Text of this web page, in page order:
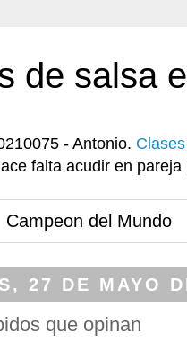
de salsa
- Antonio.
falta acudir en
Campeon del Mundo
27 DE MAYO
que opinan